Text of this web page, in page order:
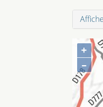
+
–